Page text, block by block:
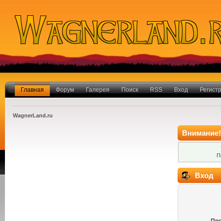
Главная Форум Галерея Поиск RSS Вход
WagnerLand.ru
Внимание!
Вход